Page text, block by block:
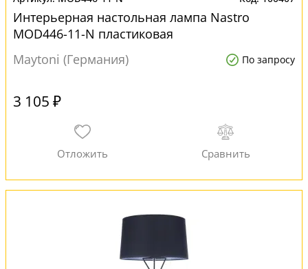
Интерьерная настольная лампа Nastro
MOD446-11-N пластиковая
Maytoni (Германия)
По запросу
3 105 ₽